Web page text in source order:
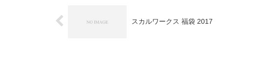
スカルワークス 福袋 2017